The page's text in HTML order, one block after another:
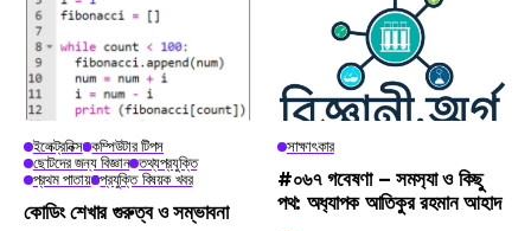
ইলেক্ট্রনিক্স কম্পিউটার টিপস
ছোটদের জন্য বিজ্ঞান তথ্যপ্রযুক্তি
প্রথম পাতায় প্রযুক্তি বিষয়ক খবর
কোডিং শেখার গুরুত্ব ও সম্ভাবনা
সাক্ষাৎকার
#০৬৭ গবেষণা – সমস‍্যা ও কিছু
পথ: অধ‍্যাপক আতিকুর রহমান আহাদ